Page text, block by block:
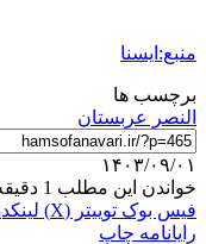
منبع:ایسنا
برچسب ها
النصر عربستان
۱۴۰۳/۰۹/۰۱
خواندن این مطلب 1 دقیقه زمان میبرد
فیس بوک توییتر (X)
رایانامه چاپ